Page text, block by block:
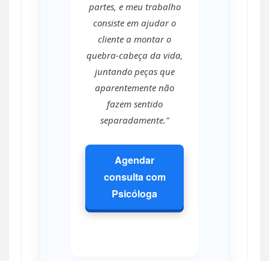
partes, e meu trabalho
consiste em ajudar o
cliente a montar o
quebra-cabeça da vida,
juntando peças que
aparentemente não
fazem sentido
separadamente."
Agendar
consulta com
Psicóloga